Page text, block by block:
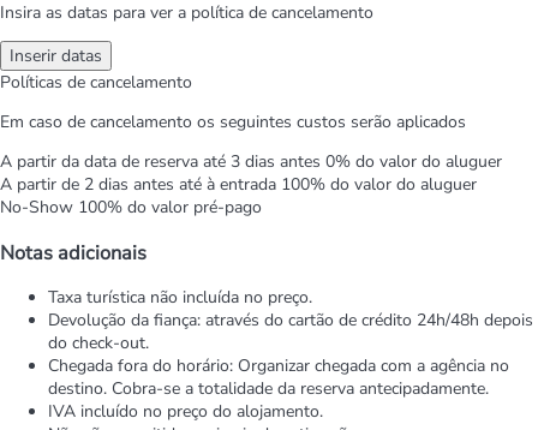
Insira as datas para ver a política de cancelamento
Inserir datas
Políticas de cancelamento
Em caso de cancelamento os seguintes custos serão aplicados
A partir da data de reserva até 3 dias antes 0% do valor do aluguer
A partir de 2 dias antes até à entrada 100% do valor do aluguer
No-Show 100% do valor pré-pago
Notas adicionais
Taxa turística não incluída no preço.
Devolução da fiança: através do cartão de crédito 24h/48h depois
do check-out.
Chegada fora do horário: Organizar chegada com a agência no
destino. Cobra-se a totalidade da reserva antecipadamente.
IVA incluído no preço do alojamento.